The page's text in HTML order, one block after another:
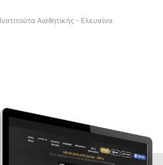
Αισθητικής - Ελευσίνα